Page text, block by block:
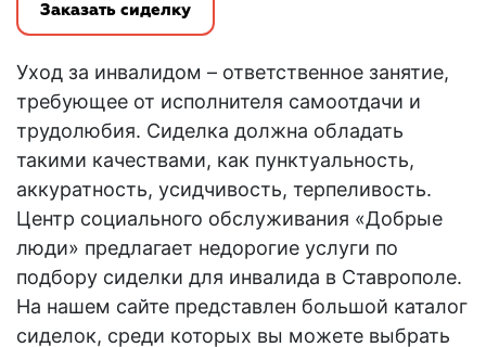
Заказать сиделку
Уход за инвалидом – ответственное занятие,
требующее от исполнителя самоотдачи и
трудолюбия. Сиделка должна обладать
такими качествами, как пунктуальность,
аккуратность, усидчивость, терпеливость.
Центр социального обслуживания «Добрые
люди» предлагает недорогие услуги по
подбору сиделки для инвалида в Ставрополе.
На нашем сайте представлен большой каталог
сиделок, среди которых вы можете выбрать